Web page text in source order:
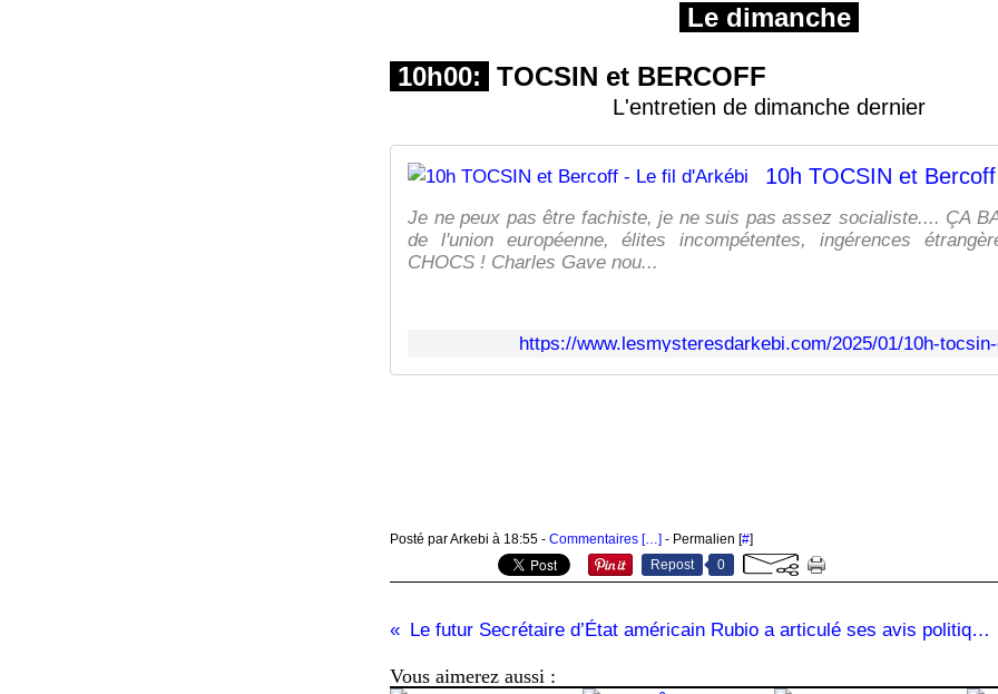
Le dimanche
10h00: TOCSIN et BERCOFF
L'entretien de dimanche dernier
Je ne peux pas être fachiste, je ne suis pas assez socialiste.... ÇA
de l'union européenne, élites incompétentes, ingérences
CHOCS ! Charles Gave nou...
https://www.lesmysteresdarkebi.com/2025/01/10h-
Posté par Arkebi à 18:55 - Commentaires [… ] - Permalien [#]
Repost
0
Le futur Secrétaire d’État américain Rubio a articulé ses avis politiques : « La Chine est notre adversaire, la France est notre alliée ». /+/
Vous aimerez aussi :